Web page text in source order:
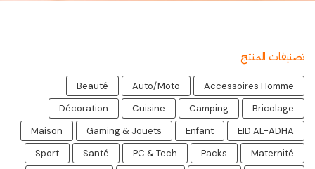
تصنيفات المنتج
Accessoires Homme
Auto/Moto
Beauté
Bricolage
Camping
Cuisine
Décoration
EID AL-ADHA
Enfant
Gaming & Jouets
Maison
Maternité
Packs
PC & Tech
Santé
Sport